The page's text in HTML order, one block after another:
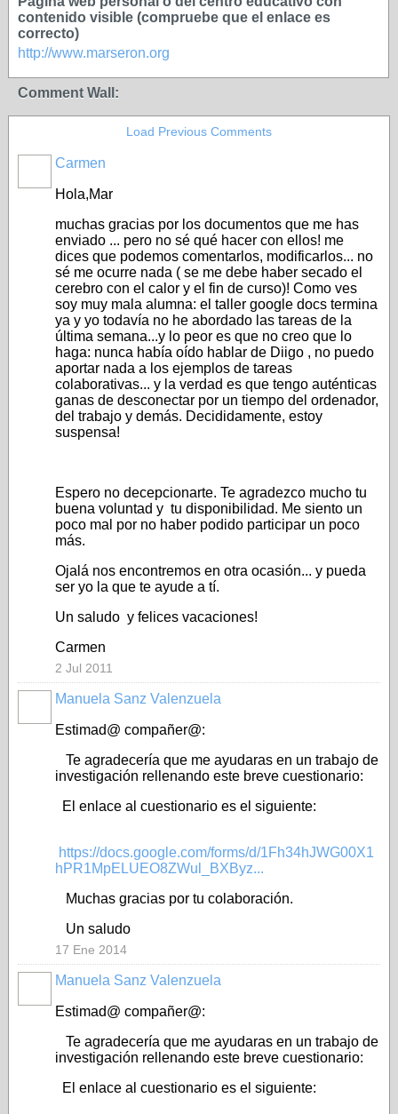
contenido visible (compruebe que el enlace es
correcto)
http://www.marseron.org
Comment Wall:
Load Previous Comments
Carmen
Hola,Mar
muchas gracias por los documentos que me has
enviado ... pero no sé qué hacer con ellos! me
dices que podemos comentarlos, modificarlos... no
sé me ocurre nada ( se me debe haber secado el
cerebro con el calor y el fin de curso)! Como ves
soy muy mala alumna: el taller google docs termina
ya y yo todavía no he abordado las tareas de la
última semana...y lo peor es que no creo que lo
haga: nunca había oído hablar de Diigo , no puedo
aportar nada a los ejemplos de tareas
colaborativas... y la verdad es que tengo auténticas
ganas de desconectar por un tiempo del ordenador,
del trabajo y demás. Decididamente, estoy
suspensa!
Espero no decepcionarte. Te agradezco mucho tu
buena voluntad y tu disponibilidad. Me siento un
poco mal por no haber podido participar un poco
más.
Ojalá nos encontremos en otra ocasión... y pueda
ser yo la que te ayude a tí.
Un saludo y felices vacaciones!
Carmen
2 Jul 2011
Manuela Sanz Valenzuela
Estimad@ compañer@:
Te agradecería que me ayudaras en un trabajo de
investigación rellenando este breve cuestionario:
El enlace al cuestionario es el siguiente:
https://docs.google.com/forms/d/1Fh34hJWG00X1
hPR1MpELUEO8ZWul_BXByz...
Muchas gracias por tu colaboración.
Un saludo
17 Ene 2014
Manuela Sanz Valenzuela
Estimad@ compañer@:
Te agradecería que me ayudaras en un trabajo de
investigación rellenando este breve cuestionario:
El enlace al cuestionario es el siguiente: